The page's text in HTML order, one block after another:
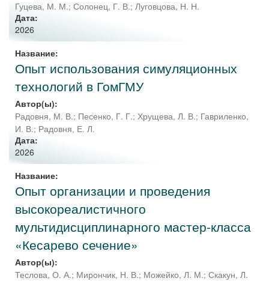
Гуцева, М. М.; Солонец, Г. В.; Луговцова, Н. Н.
Дата:
2026
Название:
Опыт использования симуляционных
технологий в ГомГМУ
Автор(ы):
Радовня, М. В.; Песенко, Г. Г.; Хрущева, Л. В.; Гавриленко,
И. В.; Радовня, Е. Л.
Дата:
2026
Название:
Опыт организации и проведения
высокореалистичного
мультидисциплинарного мастер-класса
«Кесарево сечение»
Автор(ы):
Теслова, О. А.; Мирончик, Н. В.; Можейко, Л. М.; Скакун, Л.